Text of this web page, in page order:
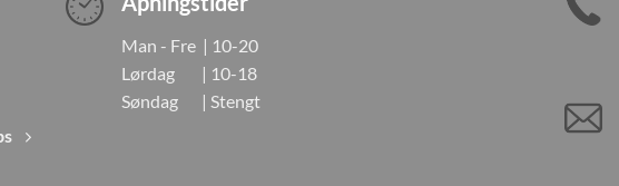
Man - Fre | 10-20
Lørdag | 10-18
Søndag | Stengt